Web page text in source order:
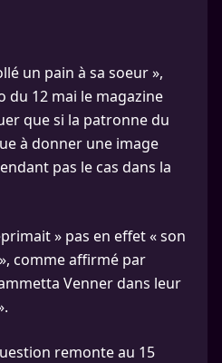
un pain à sa soeur »,
12 mai le magazine
que si la patronne du
à donner une image
pas le cas dans la
» pas en effet « son
comme affirmé par
Venner dans leur
remonte au 15